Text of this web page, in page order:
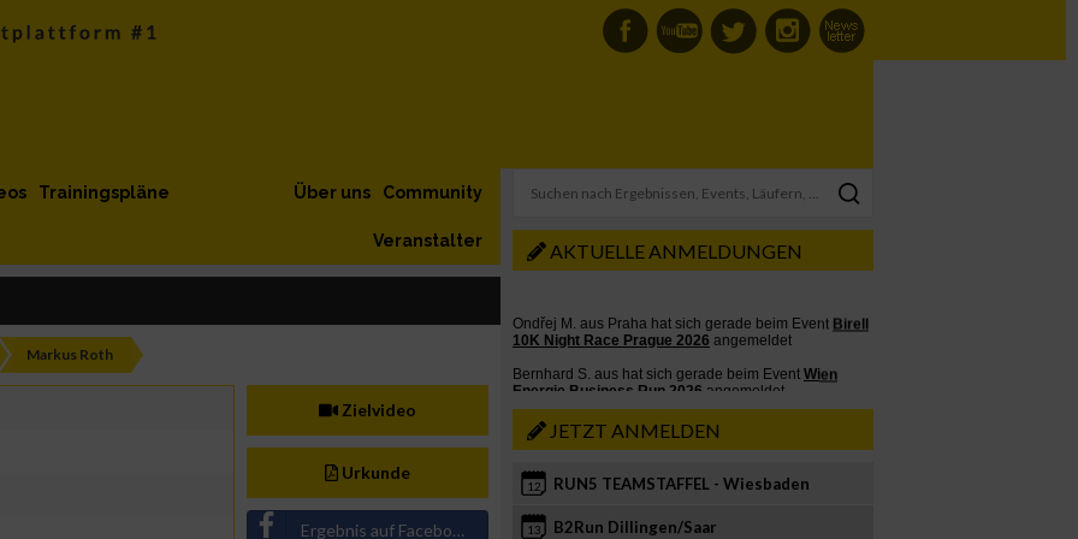
Trainingspläne Community
Über uns
Veranstalter
Markus Roth
Zielvideo
Urkunde
Ergebnis auf Facebook teilen
AKTUELLE ANMELDUNGEN
JETZT ANMELDEN
12 RUN5 TEAMSTAFFEL - Wiesbaden
13 B2Run Dillingen/Saar